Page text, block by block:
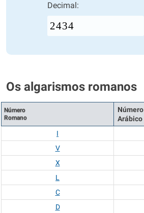
Decimal:
Os algarismos romanos
Número
Romano
Número
Arábico
I
V
X
L
C
D